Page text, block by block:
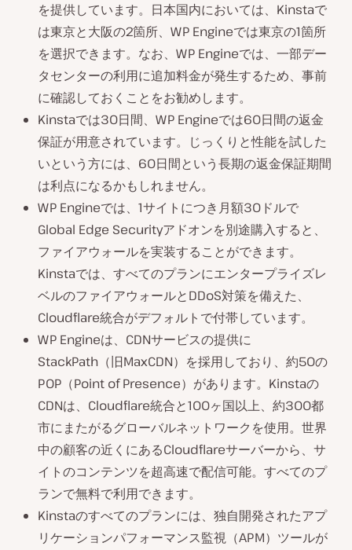
を提供しています。日本国内においては、Kinstaで
は東京と大阪の2箇所、WP Engineでは東京の1箇所
を選択できます。なお、WP Engineでは、一部デー
タセンターの利用に追加料金が発生するため、事前
に確認しておくことをお勧めします。
Kinstaでは30日間、WP Engineでは60日間の返金
保証が用意されています。じっくりと性能を試した
いという方には、60日間という長期の返金保証期間
は利点になるかもしれません。
WP Engineでは、1サイトにつき月額30ドルで
Global Edge Securityアドオンを別途購入すると、
ファイアウォールを実装することができます。
Kinstaでは、すべてのプランにエンタープライズレ
ベルのファイアウォールとDDoS対策を備えた、
Cloudflare統合がデフォルトで付帯しています。
WP Engineは、CDNサービスの提供に
StackPath（旧MaxCDN）を採用しており、約50の
POP（Point of Presence）があります。Kinstaの
CDNは、Cloudflare統合と100ヶ国以上、約300都
市にまたがるグローバルネットワークを使用。世界
中の顧客の近くにあるCloudflareサーバーから、サ
イトのコンテンツを超高速で配信可能。すべてのプ
ランで無料で利用できます。
Kinstaのすべてのプランには、独自開発されたアプ
リケーションパフォーマンス監視（APM）ツールが